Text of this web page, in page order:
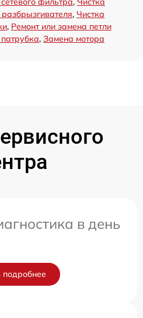
, Чистка
, Ремонт или замена петли
, Замена мотора
в день
подробнее